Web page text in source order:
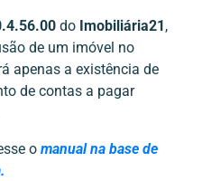
do Imobiliária21,
de um imóvel no
apenas a existência de
de contas a pagar
o manual na base de